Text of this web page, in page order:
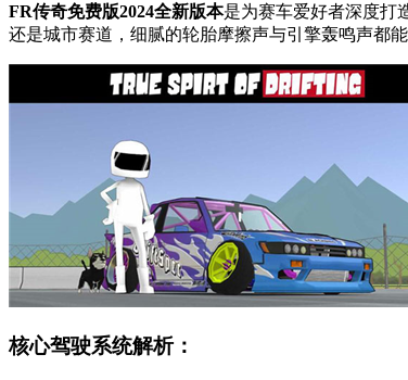
FR传奇免费版2024全新版本是为赛车爱好者深度打
还是城市赛道，细腻的轮胎摩擦声与引擎轰鸣声都能
核心驾驶系统解析：